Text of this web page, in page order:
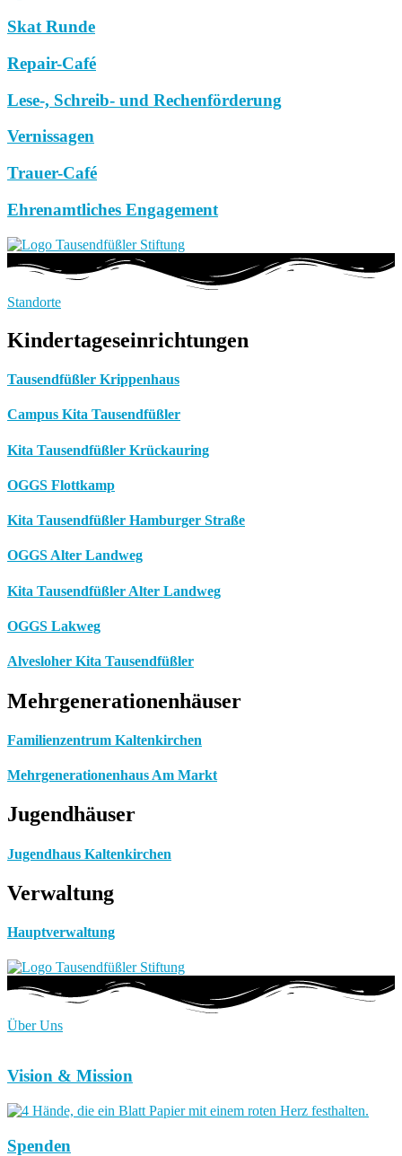
Skat Runde
Repair-Café
Lese-, Schreib- und Rechenförderung
Vernissagen
Trauer-Café
Ehrenamtliches Engagement
Standorte
Kindertageseinrichtungen
Tausendfüßler Krippenhaus
Campus Kita Tausendfüßler
Kita Tausendfüßler Krückauring
OGGS Flottkamp
Kita Tausendfüßler Hamburger Straße
OGGS Alter Landweg
Kita Tausendfüßler Alter Landweg
OGGS Lakweg
Alvesloher Kita Tausendfüßler
Mehrgenerationenhäuser
Familienzentrum Kaltenkirchen
Mehrgenerationenhaus Am Markt
Jugendhäuser
Jugendhaus Kaltenkirchen
Verwaltung
Hauptverwaltung
Über Uns
Vision & Mission
Spenden